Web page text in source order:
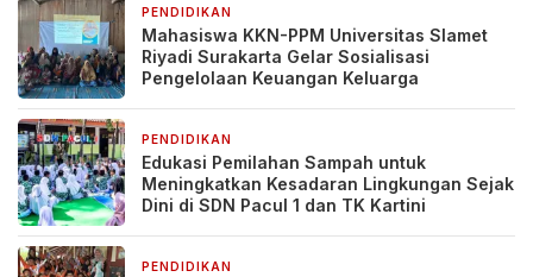
PENDIDIKAN
Mahasiswa KKN-PPM Universitas Slamet
Riyadi Surakarta Gelar Sosialisasi
Pengelolaan Keuangan Keluarga
PENDIDIKAN
Edukasi Pemilahan Sampah untuk
Meningkatkan Kesadaran Lingkungan Sejak
Dini di SDN Pacul 1 dan TK Kartini
PENDIDIKAN